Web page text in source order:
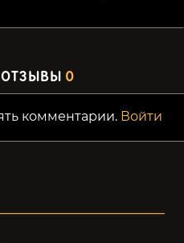
ОТЗЫВЫ 0
комментарии. Войти